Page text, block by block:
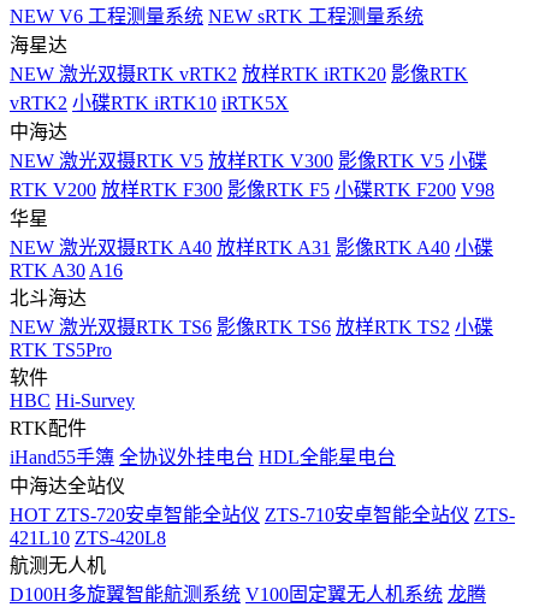
NEW V6 工程测量系统 NEW sRTK 工程测量系统
海星达
NEW 激光双摄RTK vRTK2 放样RTK iRTK20 影像RTK
vRTK2 小碟RTK iRTK10 iRTK5X
中海达
NEW 激光双摄RTK V5 放样RTK V300 影像RTK V5 小碟
RTK V200 放样RTK F300 影像RTK F5 小碟RTK F200 V98
华星
NEW 激光双摄RTK A40 放样RTK A31 影像RTK A40 小碟
RTK A30 A16
北斗海达
NEW 激光双摄RTK TS6 影像RTK TS6 放样RTK TS2 小碟
RTK TS5Pro
软件
HBC Hi-Survey
RTK配件
iHand55手簿 全协议外挂电台 HDL全能星电台
中海达全站仪
HOT ZTS-720安卓智能全站仪 ZTS-710安卓智能全站仪 ZTS-
421L10 ZTS-420L8
航测无人机
D100H多旋翼智能航测系统 V100固定翼无人机系统 龙腾